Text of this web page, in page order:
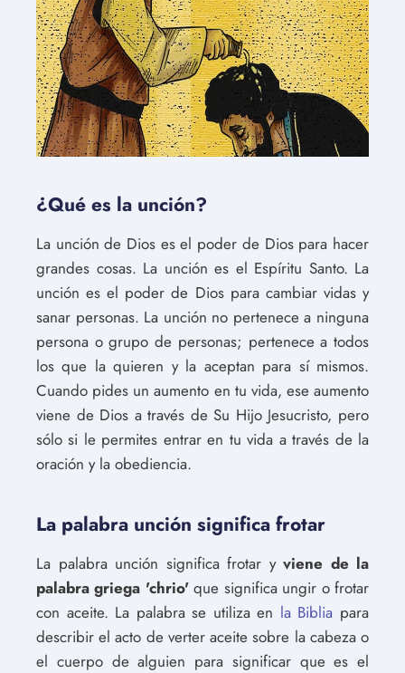
¿Qué es la unción?
La unción de Dios es el poder de Dios para hacer
grandes cosas. La unción es el Espíritu Santo. La
unción es el poder de Dios para cambiar vidas y
sanar personas. La unción no pertenece a ninguna
persona o grupo de personas; pertenece a todos
los que la quieren y la aceptan para sí mismos.
Cuando pides un aumento en tu vida, ese aumento
viene de Dios a través de Su Hijo Jesucristo, pero
sólo si le permites entrar en tu vida a través de la
oración y la obediencia.
La palabra unción significa frotar
La palabra unción significa frotar y viene de la
palabra griega 'chrio'que significa ungir o frotar
con aceite. La palabra se utiliza en la Biblia para
describir el acto de verter aceite sobre la cabeza o
el cuerpo de alguien para significar que es el